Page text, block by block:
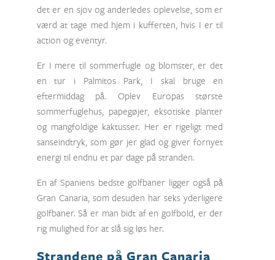
det er en sjov og anderledes oplevelse, som er
værd at tage med hjem i kufferten, hvis I er til
action og eventyr.
Er I mere til sommerfugle og blomster, er det
en tur i Palmitos Park, I skal bruge en
eftermiddag på. Oplev Europas største
sommerfuglehus, papegøjer, eksotiske planter
og mangfoldige kaktusser. Her er rigeligt med
sanseindtryk, som gør jer glad og giver fornyet
energi til endnu et par dage på stranden.
En af Spaniens bedste golfbaner ligger også på
Gran Canaria, som desuden har seks yderligere
golfbaner. Så er man bidt af en golfbold, er der
rig mulighed for at slå sig løs her.
Strandene på Gran Canaria